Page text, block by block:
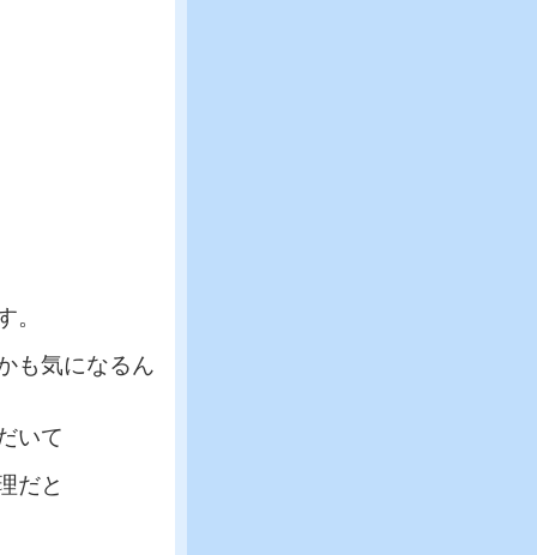
も気になるん
いて
だと